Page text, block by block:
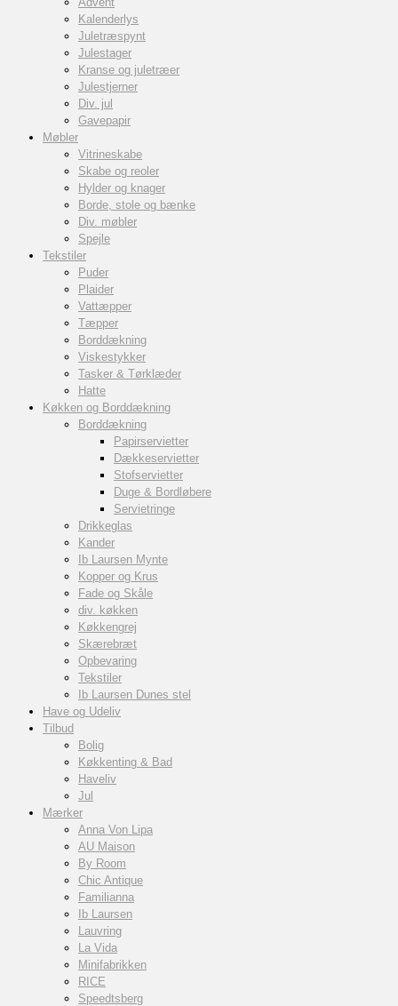
Kalenderlys
Juletræspynt
Julestager
Kranse og juletræer
Julestjerner
Div. jul
Gavepapir
Møbler
Vitrineskabe
Skabe og reoler
Hylder og knager
Borde, stole og bænke
Div. møbler
Spejle
Tekstiler
Puder
Plaider
Vattæpper
Tæpper
Borddækning
Viskestykker
Tasker & Tørklæder
Hatte
Køkken og Borddækning
Borddækning
Papirservietter
Dækkeservietter
Stofservietter
Duge & Bordløbere
Servietringe
Drikkeglas
Kander
Ib Laursen Mynte
Kopper og Krus
Fade og Skåle
div. køkken
Køkkengrej
Skærebræt
Opbevaring
Tekstiler
Ib Laursen Dunes stel
Have og Udeliv
Tilbud
Bolig
Køkkenting & Bad
Haveliv
Jul
Mærker
Anna Von Lipa
AU Maison
By Room
Chic Antique
Familianna
Ib Laursen
Lauvring
La Vida
Minifabrikken
RICE
Speedtsberg